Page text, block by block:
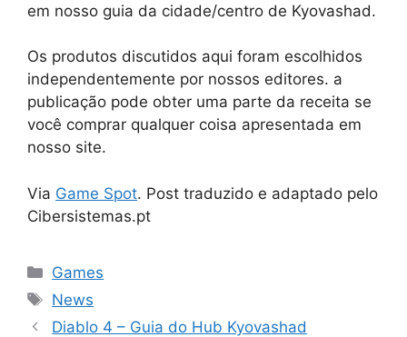
em nosso guia da cidade/centro de Kyovashad.
Os produtos discutidos aqui foram escolhidos
independentemente por nossos editores. a
publicação pode obter uma parte da receita se
você comprar qualquer coisa apresentada em
nosso site.
Via Game Spot. Post traduzido e adaptado pelo
Cibersistemas.pt
Categorias
Games
Tags
News
Diablo 4 – Guia do Hub Kyovashad